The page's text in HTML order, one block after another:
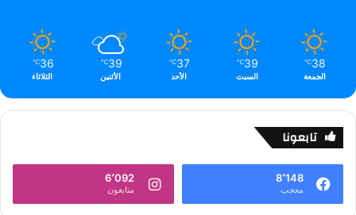
38
℃
الجمعة
39
℃
السبت
37
℃
الأحد
39
℃
الأثنين
36
℃
الثلاثاء
تابعونا
8٬148
معجب
6٬092
متابعون